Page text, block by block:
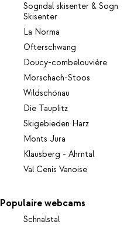
Sogndal skisenter & Sogn
Skisenter
La Norma
Ofterschwang
Doucy-combelouvière
Morschach-Stoos
Wildschönau
Die Tauplitz
Skigebieden Harz
Monts Jura
Klausberg - Ahrntal
Val Cenis Vanoise
Populaire webcams
Schnalstal